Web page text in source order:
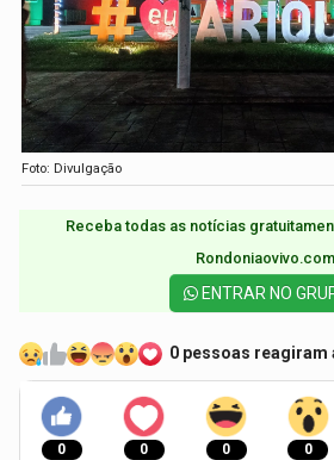
Foto: Divulgação
Receba todas as notícias
ENTRAR NO
0 pessoas reagiram
0 0 0 0